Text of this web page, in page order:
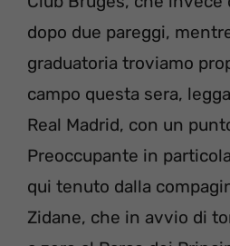
dopo due pareggi,
graduatoria troviamo
campo questa sera,
Real Madrid, con un
Preoccupante in
qui tenuto dalla
Zidane, che in avvio di